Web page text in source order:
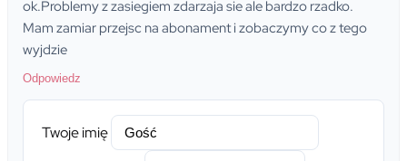
ok.Problemy z zasiegiem zdarzaja sie ale bardzo rzadko.
Mam zamiar przejsc na abonament i zobaczymy co z tego
wyjdzie
Odpowiedz
Twoje imię